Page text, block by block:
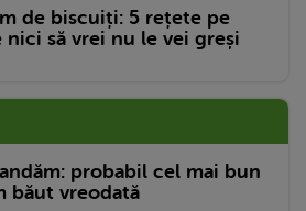
de biscuiți: 5 rețete pe
nici să vrei nu le vei greși
probabil cel mai bun
băut vreodată